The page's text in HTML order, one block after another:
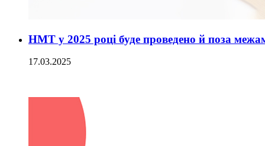
НМТ у 2025 році буде проведено й поза
17.03.2025